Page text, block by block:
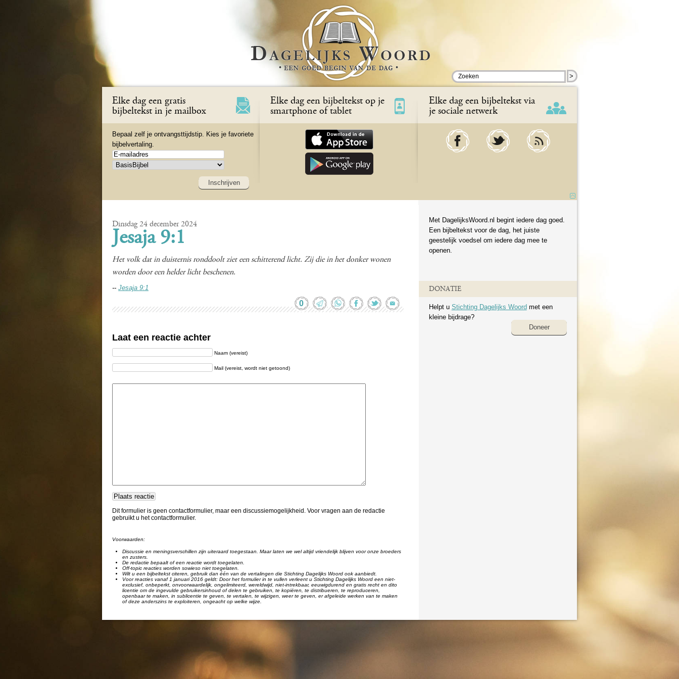
>
Elke dag een gratis
bijbeltekst in je mailbox
Bepaal zelf je ontvangsttijdstip. Kies je favoriete
bijbelvertaling.
Inschrijven
Elke dag een bijbeltekst op je
smartphone of tablet
Elke dag een bijbeltekst via
je sociale netwerk
Dinsdag 24 december 2024
Jesaja 9:1
Het volk dat in duisternis ronddoolt ziet een schitterend licht. Zij die in het donker wonen
worden door een helder licht beschenen.
-- Jesaja 9:1
0
Laat een reactie achter
Naam (vereist)
Mail (vereist, wordt niet getoond)
Dit formulier is geen contactformulier, maar een discussiemogelijkheid. Voor vragen aan de redactie
gebruikt u het contactformulier.
Voorwaarden:
Discussie en meningsverschillen zijn uiteraard toegestaan. Maar laten we wel altijd vriendelijk blijven voor onze broeders
en zusters.
De redactie bepaalt of een reactie wordt toegelaten.
Off-topic reacties worden sowieso niet toegelaten.
Wilt u een bijbeltekst citeren, gebruik dan één van de vertalingen die Stichting Dagelijks Woord ook aanbiedt.
Voor reacties vanaf 1 januari 2016 geldt: Door het formulier in te vullen verleent u Stichting Dagelijks Woord een niet-
exclusief, onbeperkt, onvoorwaardelijk, ongelimiteerd, wereldwijd, niet-intrekbaar, eeuwigdurend en gratis recht en dito
licentie om de ingevulde gebruikersinhoud of delen te gebruiken, te kopiëren, te distribueren, te reproduceren,
openbaar te maken, in sublicentie te geven, te vertalen, te wijzigen, weer te geven, er afgeleide werken van te maken
of deze anderszins te exploiteren, ongeacht op welke wijze.
Met DagelijksWoord.nl begint iedere dag goed.
Een bijbeltekst voor de dag, het juiste
geestelijk voedsel om iedere dag mee te
openen.
DONATIE
Helpt u Stichting Dagelijks Woord met een
kleine bijdrage?
Doneer